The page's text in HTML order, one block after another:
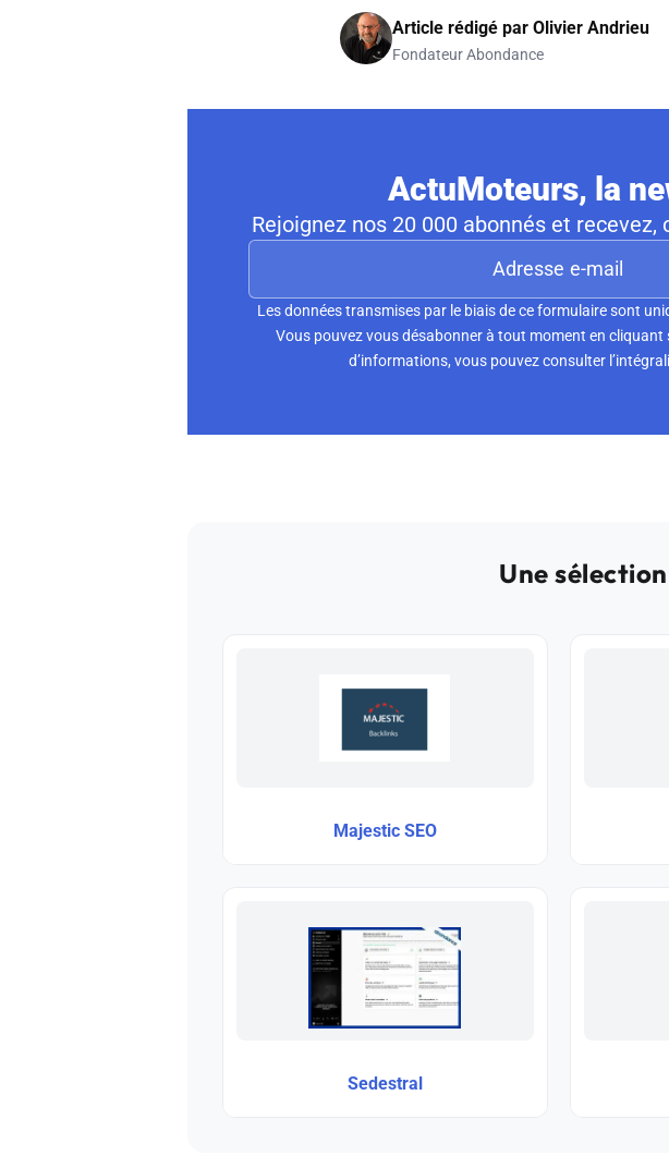
Article rédigé par Olivier Andrieu
Fondateur Abondance
ActuMoteurs, la
Rejoignez nos 20 000 abonnés et
Les données transmises par le biais de ce formulaire sont
Vous pouvez vous désabonner à tout moment en
d’informations, vous pouvez consulter
Une
Majestic SEO
Sedestral